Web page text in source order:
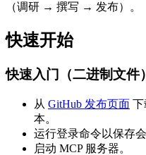
（调研 → 撰写 → 发布）。
快速开始
快速入门（二进制文件）
从 GitHub 发布页面 下
本。
运行登录命令以保存会
启动 MCP 服务器。